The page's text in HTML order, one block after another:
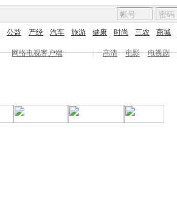
公益 产经 汽车 旅游 健康 时尚 三农 商城
网络电视客户端 | 高清 电影 电视剧